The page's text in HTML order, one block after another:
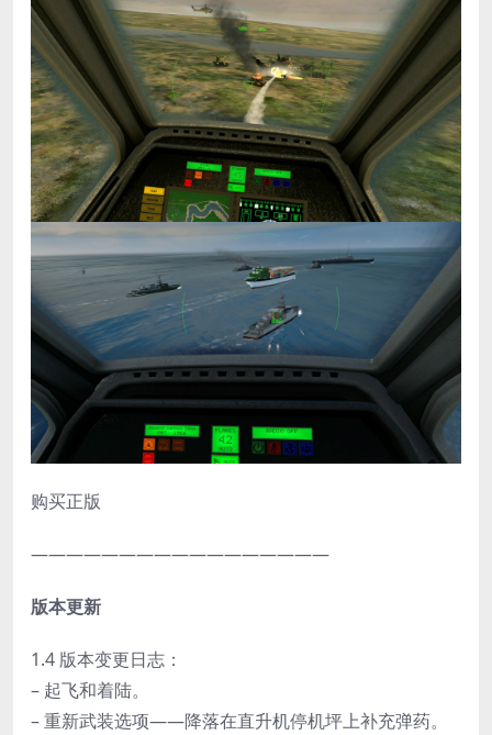
购买正版
—————————————————
版本更新
1.4 版本变更日志：
– 起飞和着陆。
– 重新武装选项——降落在直升机停机坪上补充弹药。